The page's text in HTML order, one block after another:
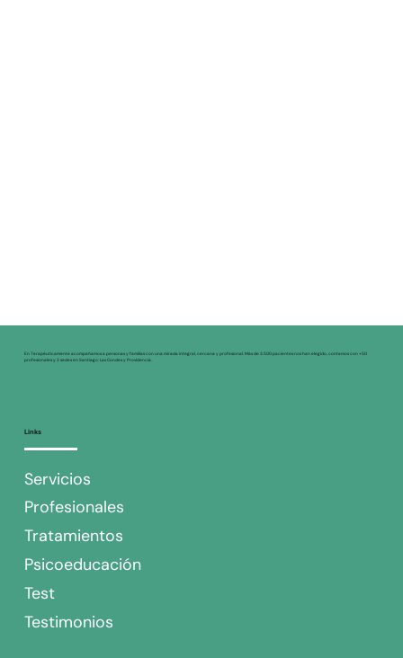
En Terapéuticamente acompañamos a personas y familias con una mirada integral, cercana y profesional. Más de 3.500 pacientes nos han elegido, contamos con +50
profesionales y 2 sedes en Santiago: Las Condes y Providencia.
Links
Servicios
Profesionales
Tratamientos
Psicoeducación
Test
Testimonios